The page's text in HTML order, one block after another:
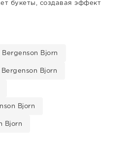
букеты, создавая эффект
Bjorn
Bjorn
Bjorn
Bjorn